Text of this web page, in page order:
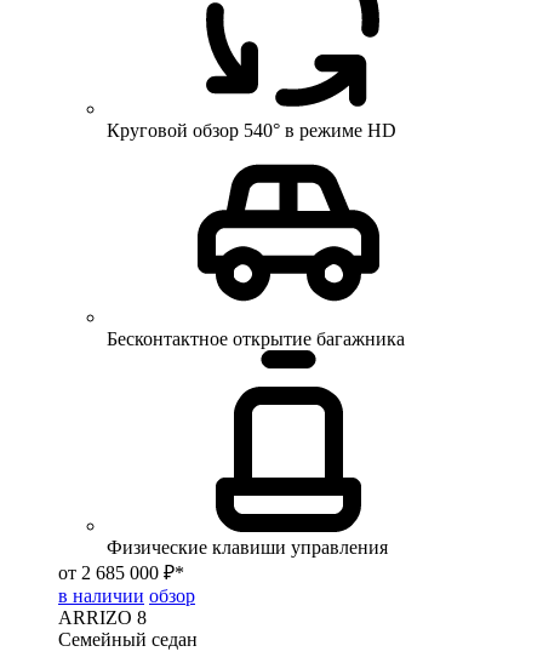
Круговой обзор 540° в режиме HD
Бесконтактное открытие багажника
Физические клавиши управления
от 2 685 000 ₽*
в наличии обзор
ARRIZO 8
Семейный седан